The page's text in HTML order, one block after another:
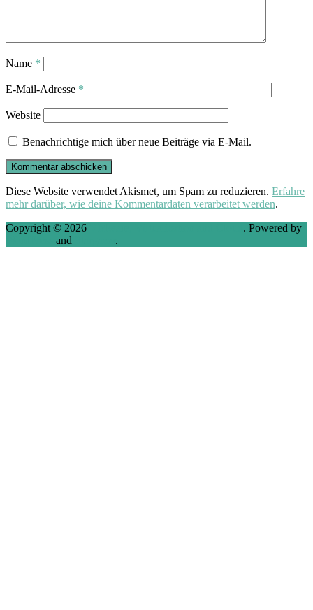
Name *
E-Mail-Adresse *
Website
Benachrichtige mich über neue Beiträge via E-Mail.
Diese Website verwendet Akismet, um Spam zu reduzieren. Erfahre
mehr darüber, wie deine Kommentardaten verarbeitet werden.
Copyright © 2026
. Powered by
and .